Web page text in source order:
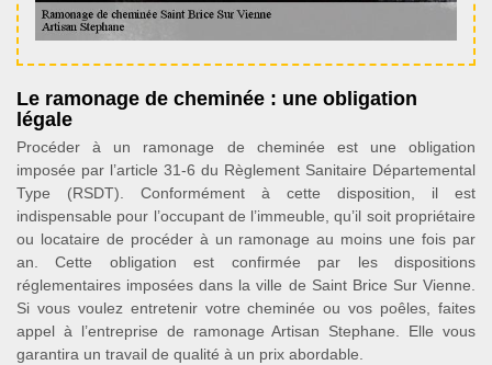
Le ramonage de cheminée : une obligation
légale
Procéder à un ramonage de cheminée est une obligation
imposée par l’article 31-6 du Règlement Sanitaire Départemental
Type (RSDT). Conformément à cette disposition, il est
indispensable pour l’occupant de l’immeuble, qu’il soit propriétaire
ou locataire de procéder à un ramonage au moins une fois par
an. Cette obligation est confirmée par les dispositions
réglementaires imposées dans la ville de Saint Brice Sur Vienne.
Si vous voulez entretenir votre cheminée ou vos poêles, faites
appel à l’entreprise de ramonage Artisan Stephane. Elle vous
garantira un travail de qualité à un prix abordable.